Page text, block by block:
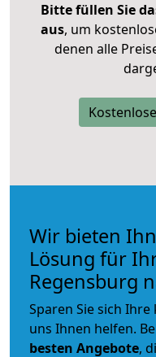
Bitte füllen Sie
aus, um
denen alle
Wir bieten
Lösung für
Regensburg
Sparen Sie sich
uns Ihnen helfen.
besten Angebote,